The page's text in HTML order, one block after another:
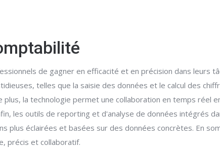
de gagner en efficacité et en précision dans leurs
telles que la saisie des données et le calcul des
la technologie permet une collaboration en temps réel
les outils de reporting et d'analyse de données intégrés
éclairées et basées sur des données concrètes. En
précis et collaboratif.